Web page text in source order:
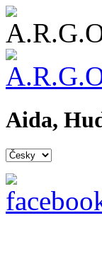
Aida,